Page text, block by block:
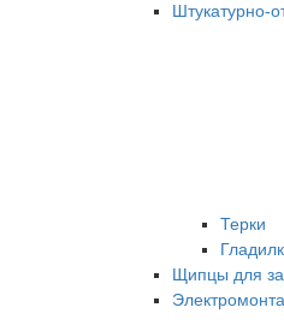
Штукатурно-
Терки
Щипцы для